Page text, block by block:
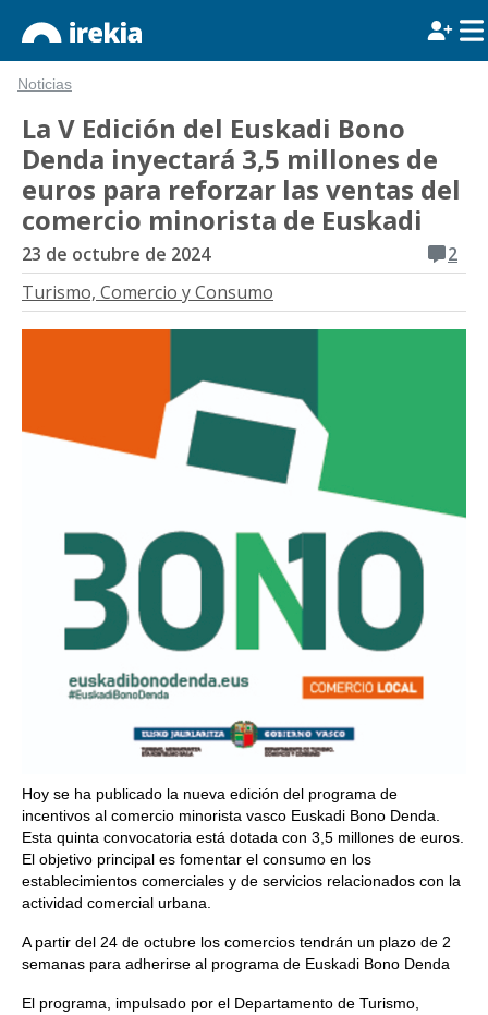
Noticias
La V Edición del Euskadi Bono
Denda inyectará 3,5 millones de
euros para reforzar las ventas del
comercio minorista de Euskadi
23 de octubre de 2024
2
Turismo, Comercio y Consumo
Hoy se ha publicado la nueva edición del programa de
incentivos al comercio minorista vasco Euskadi Bono Denda.
Esta quinta convocatoria está dotada con 3,5 millones de euros.
El objetivo principal es fomentar el consumo en los
establecimientos comerciales y de servicios relacionados con la
actividad comercial urbana.
A partir del 24 de octubre los comercios tendrán un plazo de 2
semanas para adherirse al programa de Euskadi Bono Denda
El programa, impulsado por el Departamento de Turismo,